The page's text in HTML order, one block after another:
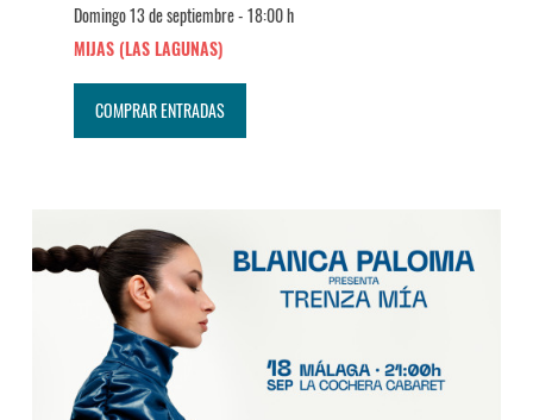
Domingo 13 de septiembre -18:00 h
MIJAS (LAS LAGUNAS)
COMPRAR ENTRADAS